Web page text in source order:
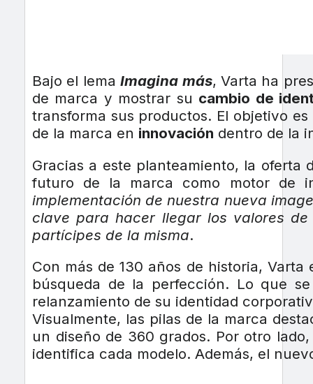
Bajo el lemaImagina más, Varta ha
de marca y mostrar su cambio de
transforma sus productos. El objetivo
de la marca en innovación dentro de la
Gracias a este planteamiento, la oferta
futuro de la marca como motor de
implementación de nuestra nueva
clave para hacer llegar los valores
partícipes de la misma.
Con más de 130 años de historia, Varta
búsqueda de la perfección. Lo que
relanzamiento de su identidad
Visualmente, las pilas de la marca
un diseño de 360 grados. Por otro
identifica cada modelo. Además, el